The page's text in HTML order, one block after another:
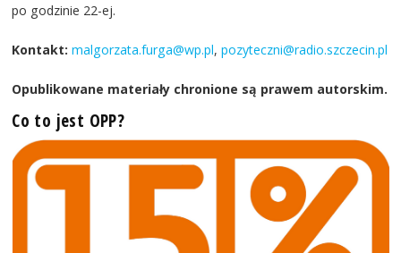
po godzinie 22-ej.
Kontakt: malgorzata.furga@wp.pl,pozyteczni@radio.szczecin.pl
Opublikowane materiały chronione są prawem autorskim.
Co to jest OPP?